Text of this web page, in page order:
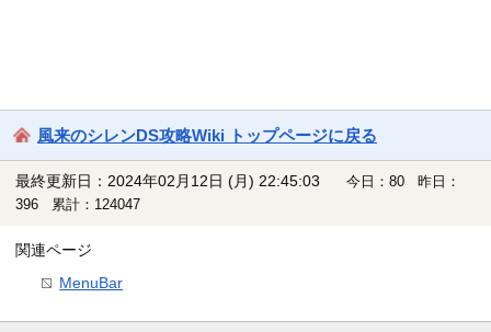
風来のシレンDS攻略Wiki トップページに戻る
最終更新日：2024年02月12日 (月) 22:45:03
今日：80 昨日：
396 累計：124047
関連ページ
MenuBar